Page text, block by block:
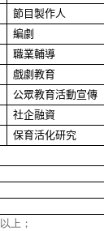
節目製作人
編劇
職業輔導
戲劇教育
公眾教育活動宣傳
社企融資
保育活化研究
上；